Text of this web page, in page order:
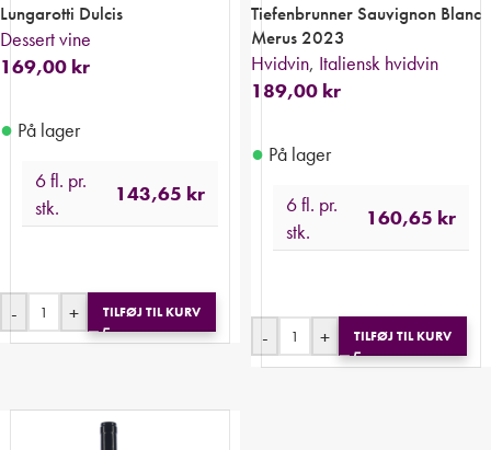
Lungarotti Dulcis
Dessert vine
169,00 kr
● På lager
6 fl. pr.
stk.
143,65 kr
- + TILFØJ TIL KURV
Tiefenbrunner Sauvignon Blanc
Merus 2023
Hvidvin, Italiensk hvidvin
189,00 kr
● På lager
6 fl. pr.
stk.
160,65 kr
- + TILFØJ TIL KURV